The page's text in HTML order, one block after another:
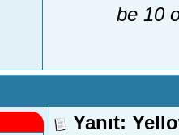
be 10
Yanıt: